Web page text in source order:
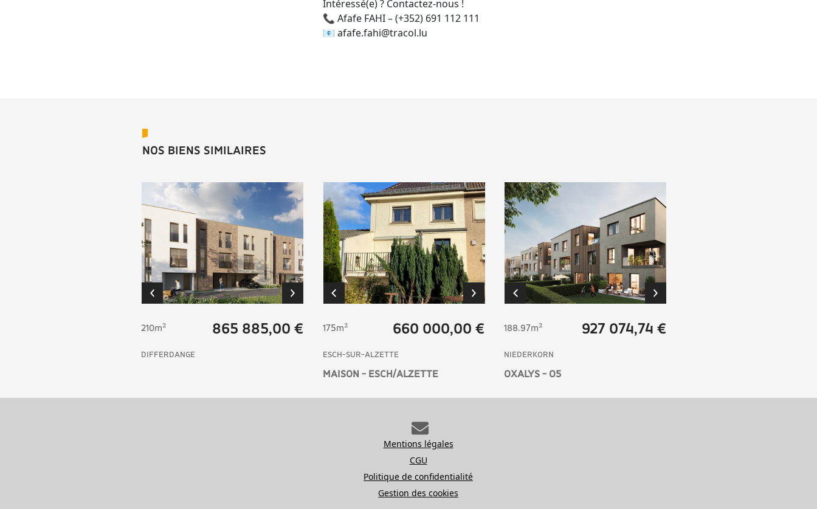
Intéressé(e) ? Contactez-nous !
📞 Afafe FAHI – (+352) 691 112 111
📧 afafe.fahi@tracol.lu
NOS BIENS SIMILAIRES
210m² 865 885,00 €
DIFFERDANGE
175m² 660 000,00 €
ESCH-SUR-ALZETTE
MAISON - ESCH/ALZETTE
188.97m² 927 074,74 €
NIEDERKORN
OXALYS - O5
Mentions légales
CGU
Politique de confidentialité
Gestion des cookies